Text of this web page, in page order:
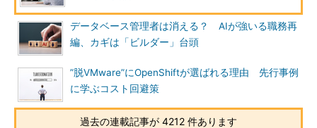
データベース管理者は消える？ AIが強いる職務再
編、カギは「ビルダー」台頭
”脱VMware”にOpenShiftが選ばれる理由 先行事例
に学ぶコスト回避策
過去の連載記事が 4212 件あります